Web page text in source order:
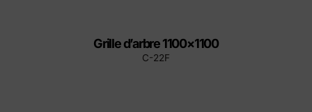
Grille d’arbre 1100×1100
C-22F